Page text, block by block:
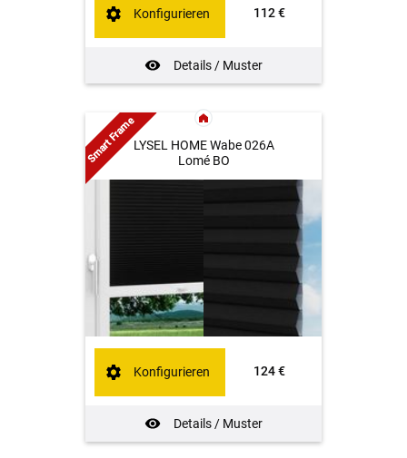
112 €
Details / Muster
Konfigurieren
LYSEL HOME Wabe 026A
Lomé BO
124 €
Details / Muster
Konfigurieren
Smart Frame